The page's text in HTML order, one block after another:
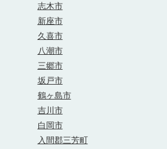
志木市
新座市
久喜市
八潮市
三郷市
坂戸市
鶴ヶ島市
吉川市
白岡市
入間郡三芳町